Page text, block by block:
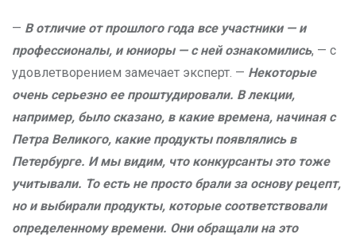
— В отличие от прошлого года все участники — и
профессионалы, и юниоры — с ней ознакомились, — с
удовлетворением замечает эксперт. — Некоторые
очень серьезно ее проштудировали. В лекции,
например, было сказано, в какие времена, начиная с
Петра Великого, какие продукты появлялись в
Петербурге. И мы видим, что конкурсанты это тоже
учитывали. То есть не просто брали за основу рецепт,
но и выбирали продукты, которые соответствовали
определенному времени. Они обращали на это